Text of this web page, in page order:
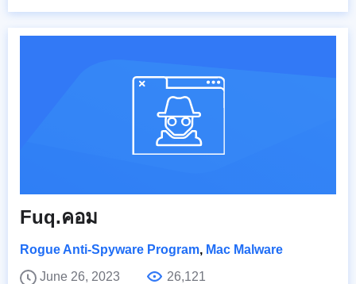
Fuq.คอม
Rogue Anti-Spyware Program, Mac Malware
June 26, 2023
26,121